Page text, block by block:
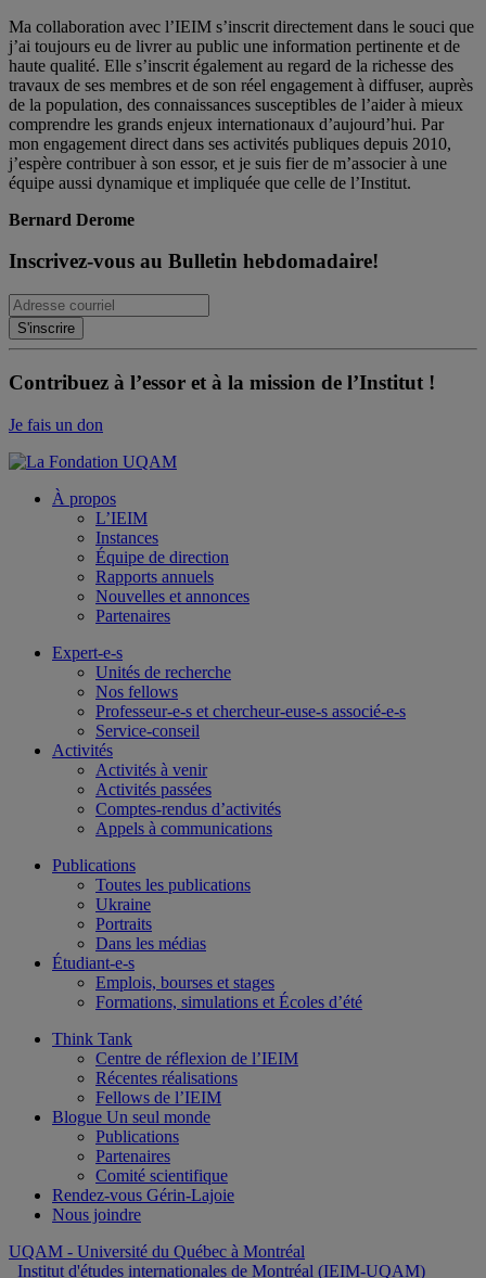
Ma collaboration avec l’IEIM s’inscrit directement dans le souci que
j’ai toujours eu de livrer au public une information pertinente et de
haute qualité. Elle s’inscrit également au regard de la richesse des
travaux de ses membres et de son réel engagement à diffuser, auprès
de la population, des connaissances susceptibles de l’aider à mieux
comprendre les grands enjeux internationaux d’aujourd’hui. Par
mon engagement direct dans ses activités publiques depuis 2010,
j’espère contribuer à son essor, et je suis fier de m’associer à une
équipe aussi dynamique et impliquée que celle de l’Institut.
Bernard Derome
Inscrivez-vous au Bulletin hebdomadaire!
Contribuez à l’essor et à la mission de l’Institut !
Je fais un don
À propos
L’IEIM
Instances
Équipe de direction
Rapports annuels
Nouvelles et annonces
Partenaires
Expert-e-s
Unités de recherche
Nos fellows
Professeur-e-s et chercheur-euse-s associé-e-s
Service-conseil
Activités
Activités à venir
Activités passées
Comptes-rendus d’activités
Appels à communications
Publications
Toutes les publications
Ukraine
Portraits
Dans les médias
Étudiant-e-s
Emplois, bourses et stages
Formations, simulations et Écoles d’été
Think Tank
Centre de réflexion de l’IEIM
Récentes réalisations
Fellows de l’IEIM
Blogue Un seul monde
Publications
Partenaires
Comité scientifique
Rendez-vous Gérin-Lajoie
Nous joindre
UQAM - Université du Québec à Montréal
Institut d'études internationales de Montréal (IEIM-UQAM)